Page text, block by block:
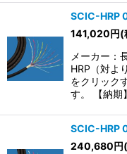
SCIC-HRP
141,020円(
メーカー
HRP（対よ
をクリック
す。 【納期
SCIC-HRP
240,680円